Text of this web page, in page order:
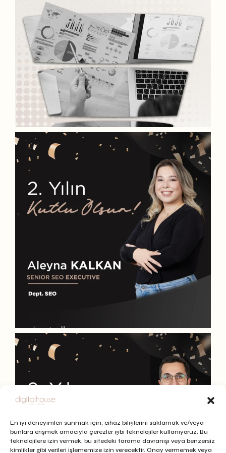
En iyi deneyimleri sunmak için, cihaz bilgilerini saklamak ve/veya
bunlara erişmek amacıyla çerezler gibi teknolojiler kullanıyoruz. Bu
teknolojilere izin vermek, bu sitedeki tarama davranışı veya benzersiz
kimlikler gibi verileri işlememize izin verecektir. Onay vermemek veya